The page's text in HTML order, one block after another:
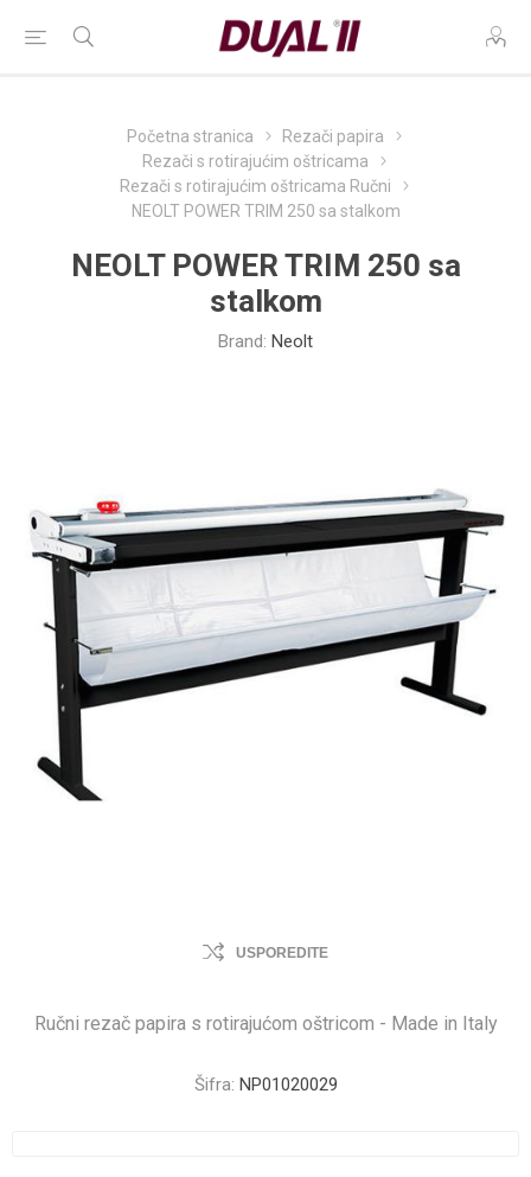
Početna stranica
Rezači papira
Rezači s rotirajućim oštricama
Rezači s rotirajućim oštricama Ručni
NEOLT POWER TRIM 250 sa stalkom
NEOLT POWER TRIM 250 sa
stalkom
Brand: Neolt
USPOREDITE
Ručni rezač papira s rotirajućom oštricom - Made in Italy
Šifra: NP01020029